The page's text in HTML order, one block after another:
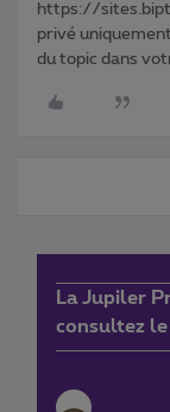
https://
privé
du topic dans
La Jupiler
consultez